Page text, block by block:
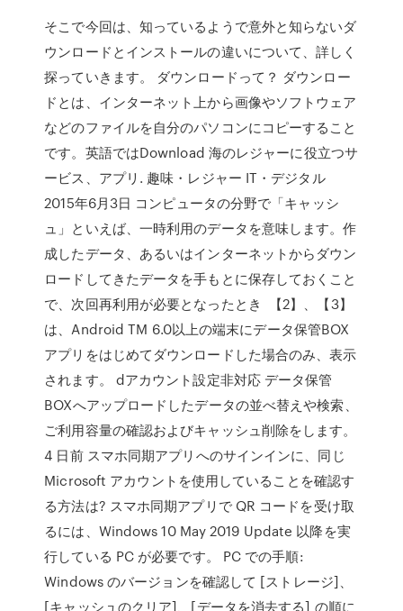
そこで今回は、知っているようで意外と知らないダ
ウンロードとインストールの違いについて、詳しく
探っていきます。 ダウンロードって？ ダウンロー
ドとは、インターネット上から画像やソフトウェア
などのファイルを自分のパソコンにコピーすること
です。英語ではDownload 海のレジャーに役立つサ
ービス、アプリ. 趣味・レジャー IT・デジタル
2015年6月3日 コンピュータの分野で「キャッシ
ュ」といえば、一時利用のデータを意味します。作
成したデータ、あるいはインターネットからダウン
ロードしてきたデータを手もとに保存しておくこと
で、次回再利用が必要となったとき 【2】、【3】
は、Android TM 6.0以上の端末にデータ保管BOX
アプリをはじめてダウンロードした場合のみ、表示
されます。 dアカウント設定非対応 データ保管
BOXへアップロードしたデータの並べ替えや検索、
ご利用容量の確認およびキャッシュ削除をします。
4 日前 スマホ同期アプリへのサインインに、同じ
Microsoft アカウントを使用していることを確認す
る方法は? スマホ同期アプリで QR コードを受け取
るには、Windows 10 May 2019 Update 以降を実
行している PC が必要です。 PC での手順:
Windows のバージョンを確認して [ストレージ]、
[キャッシュのクリア]、[データを消去する] の順に